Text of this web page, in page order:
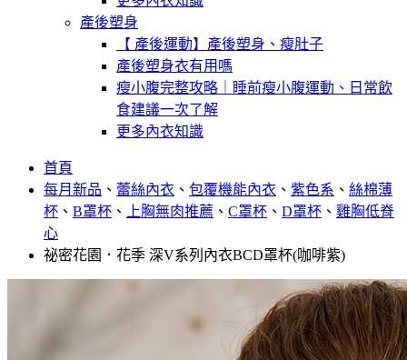
產後塑身
【 產後運動】產後塑身、瘦肚子
產後塑身衣有用嗎
瘦小腹完整攻略｜睡前瘦小腹運動、日常飲
食建議一次了解
更多內衣知識
首頁
每月新品 、 蕾絲內衣 、 包覆機能內衣 、 紫色系 、 絲棉薄
杯 、 B罩杯 、 上胸無肉推薦 、 C罩杯 、 D罩杯 、 雞胸低脊
心
祕密花園．花季 深V系列內衣BCD罩杯(咖啡紫)